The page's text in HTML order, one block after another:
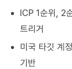
ICP 1순위, 2
트리거
미국 타깃 계
기반